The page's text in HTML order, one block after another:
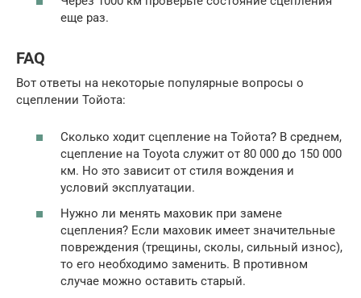
еще раз.
FAQ
Вот ответы на некоторые популярные вопросы о
сцеплении Тойота:
Сколько ходит сцепление на Тойота? В среднем,
сцепление на Toyota служит от 80 000 до 150 000
км. Но это зависит от стиля вождения и
условий эксплуатации.
Нужно ли менять маховик при замене
сцепления? Если маховик имеет значительные
повреждения (трещины, сколы, сильный износ),
то его необходимо заменить. В противном
случае можно оставить старый.